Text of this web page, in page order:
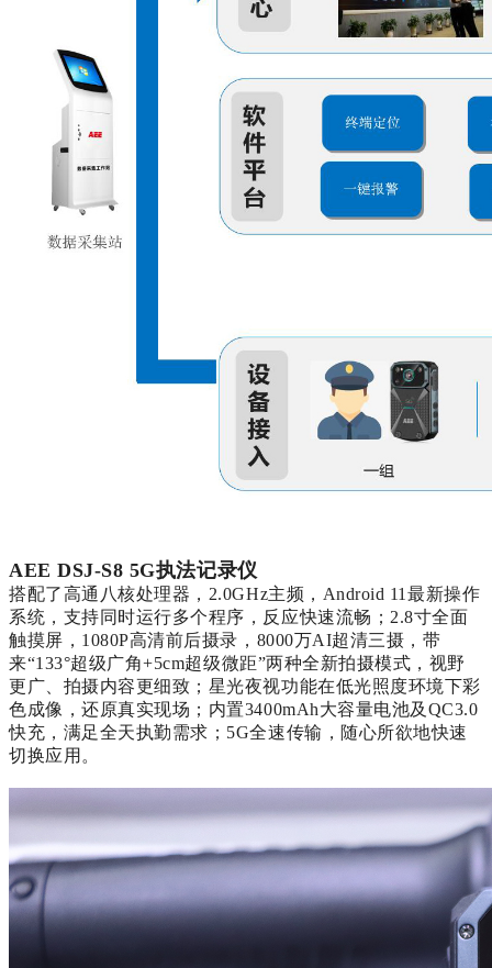
AEE DSJ-S8 5G执法记录仪
搭配了高通八核处理器， 2.0GHz主频，Android 11最新操作
系统，支持同时运行多个程序，反应快速流畅；2.8寸全面
触摸屏，1080P高清前后摄录，8000万AI超清三摄，带
来“133°超级广角+5cm超级微距”两种全新拍摄模式，视野
更广、拍摄内容更细致；星光夜视功能在低光照度环境下彩
色成像，还原真实现场；内置3400mAh大容量电池及QC3.0
快充，满足全天执勤需求；5G全速传输，随心所欲地快速
切换应用。